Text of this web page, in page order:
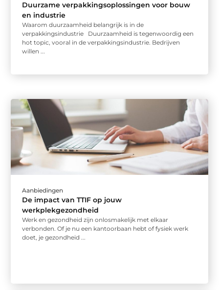
Duurzame verpakkingsoplossingen voor bouw
en industrie
Waarom duurzaamheid belangrijk is in de
verpakkingsindustrie Duurzaamheid is tegenwoordig een
hot topic, vooral in de verpakkingsindustrie. Bedrijven
willen ...
Aanbiedingen
De impact van TTIF op jouw
werkplekgezondheid
Werk en gezondheid zijn onlosmakelijk met elkaar
verbonden. Of je nu een kantoorbaan hebt of fysiek werk
doet, je gezondheid ...